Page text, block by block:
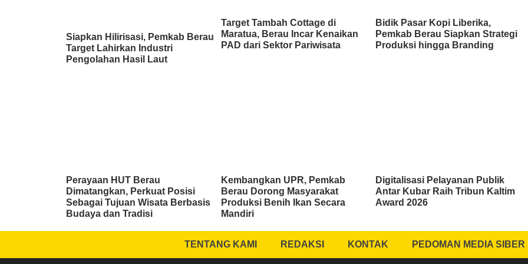
Siapkan Hilirisasi, Pemkab Berau
Target Lahirkan Industri
Pengolahan Hasil Laut
Target Tambah Cottage di
Maratua, Berau Incar Kenaikan
PAD dari Sektor Pariwisata
Bidik Pasar Kopi Liberika,
Pemkab Berau Siapkan Strategi
Produksi hingga Branding
Perayaan HUT Berau
Dimatangkan, Perkuat Posisi
Sebagai Tujuan Wisata Berbasis
Budaya dan Tradisi
Kembangkan UPR, Pemkab
Berau Dorong Masyarakat
Produksi Benih Ikan Secara
Mandiri
Digitalisasi Pelayanan Publik
Antar Kubar Raih Tribun Kaltim
Award 2026
TENTANG KAMI REDAKSI KONTAK PEDOMAN MEDIA SIBER